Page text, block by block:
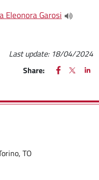
Eleonora Garosi
Last update: 18/04/2024
Share:
FACEBOOK
(apre una
X
(apre
TO